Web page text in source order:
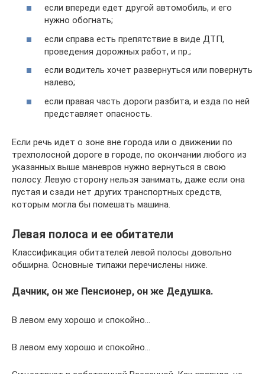
если впереди едет другой автомобиль, и его
нужно обогнать;
если справа есть препятствие в виде ДТП,
проведения дорожных работ, и пр.;
если водитель хочет развернуться или повернуть
налево;
если правая часть дороги разбита, и езда по ней
представляет опасность.
Если речь идет о зоне вне города или о движении по
трехполосной дороге в городе, по окончании любого из
указанных выше маневров нужно вернуться в свою
полосу. Левую сторону нельзя занимать, даже если она
пустая и сзади нет других транспортных средств,
которым могла бы помешать машина.
Левая полоса и ее обитатели
Классификация обитателей левой полосы довольно
обширна. Основные типажи перечислены ниже.
Дачник, он же Пенсионер, он же Дедушка.
В левом ему хорошо и спокойно…
В левом ему хорошо и спокойно…